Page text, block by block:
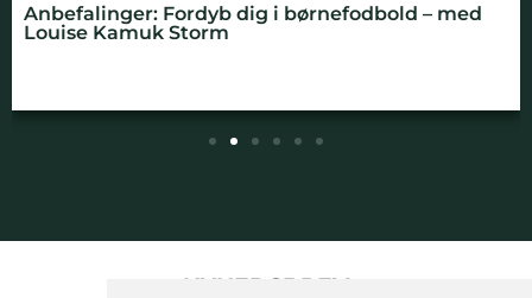
Anbefalinger: Fordyb dig i børnefodbold – med
Louise Kamuk Storm
NYHEDSBREV